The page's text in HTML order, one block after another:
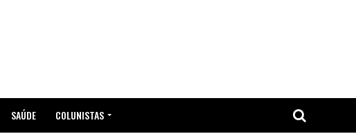
SAÚDE COLUNISTAS